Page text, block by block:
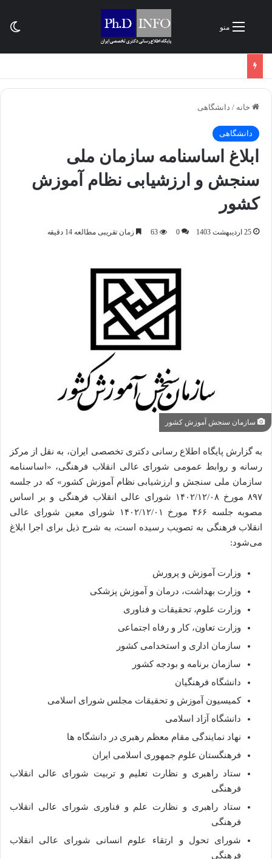
منو
خانه / دانشگاهی
دانشگاهی
ابلاغ اساسنامه سازمان ملی
سنجش و ارزشیابی نظام آموزش
کشور
25 اردیبهشت 1403 0
63 زمان تقریبی مطالعه 14 دقیقه
سازمان سنجش آموزش کشور
به گزارش پایگاه اطلاع رسانی دکتری تخصصی ایران، به نقل از مرکز
رسانه و روابط عمومی شورای عالی انقلاب فرهنگی، «اساسنامه
سازمان ملی سنجش و ارزشیابی نظام آموزش کشور» که در جلسه
۸۹۷ مورخ ۱۴۰۲/۱۲/۰۸ شورای عالی انقلاب فرهنگی و بر اساس
مصوبه جلسه ۴۶۶ مورخ ۱۴۰۲/۱۲/۰۱ شورای معین شورای عالی
انقلاب فرهنگی به‌ تصویب رسیده است، به شرح ذیل برای اجرا ابلاغ
می‌شود:
وزارت آموزش و پرورش
وزارت بهداشت، درمان و آموزش پزشکی
وزارت علوم، تحقیقات و فناوری
وزارت تعاون، کار و رفاه اجتماعی
سازمان اداری و استخدامی کشور
سازمان برنامه و بودجه کشور
دانشگاه فرهنگیان
کمیسیون آموزش و تحقیقات مجلس شورای اسلامی
دانشگاه آزاد اسلامی
نهاد نمایندگی مقام معظم رهبری در دانشگاه ­‌ها
فرهنگستان علوم جمهوری اسلامی ایران
ستاد راهبری و نظارت تعلیم و تربیت شورای عالی انقلاب
فرهنگی
ستاد راهبری و نظارت علم و فناوری شورای عالی انقلاب
فرهنگی
شورای تحول و ارتقاء علوم انسانی شورای عالی انقلاب
فرهنگی